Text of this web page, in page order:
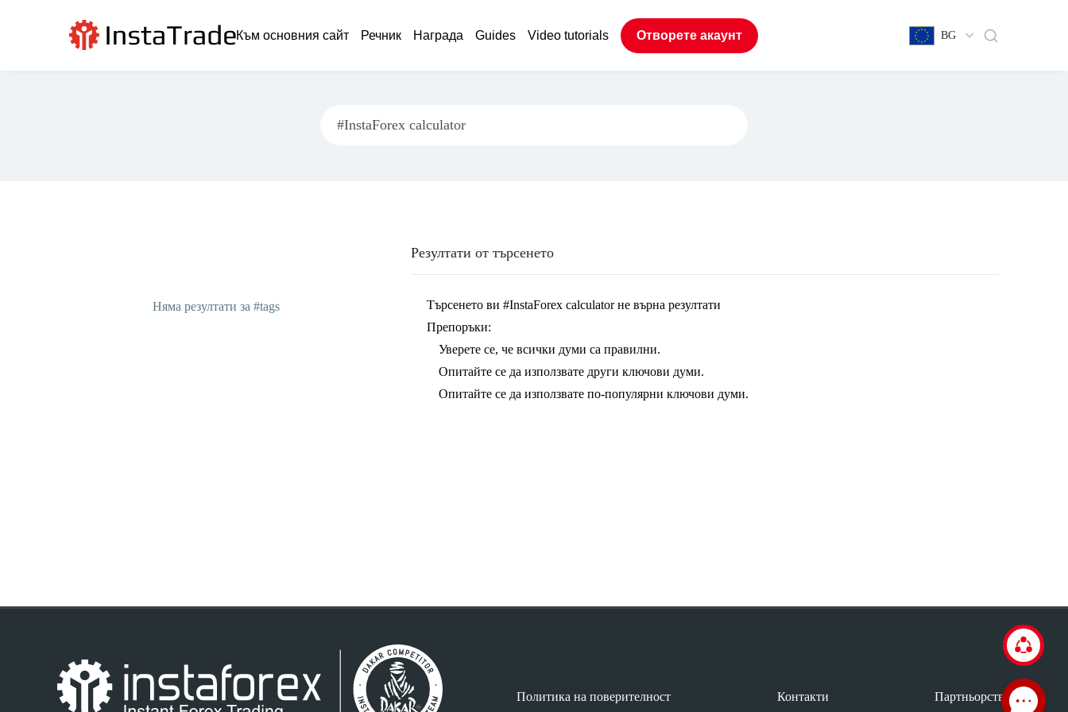
Към основния сайт Речник Награда Guides Video tutorials Отворете акаунт BG
Няма резултати за #tags
Резултати от търсенето
Търсенето ви #InstaForex calculatorне върна резултати
Препоръки:
Уверете се, че всички думи са правилни.
Опитайте се да използвате други ключови думи.
Опитайте се да използвате по-популярни ключови думи.
Политика на поверителност Контакти Партньорство